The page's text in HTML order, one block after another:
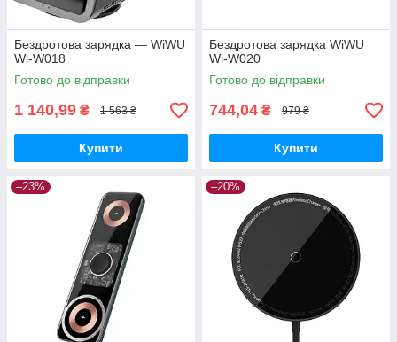
Бездротова зарядка — WiWU
Wi-W018
Готово до відправки
1 140,99 ₴ 1 563 ₴
Купити
Бездротова зарядка WiWU
Wi-W020
Готово до відправки
744,04 ₴ 979 ₴
Купити
–23% –20%